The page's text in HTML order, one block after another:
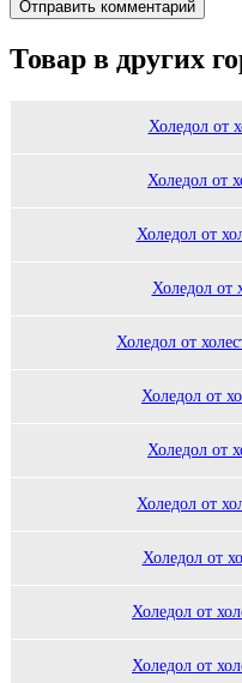
Товар в других
Холедол от
Холедол от
Холедол от
Холедол от
Холедол от
Холедол от
Холедол от
Холедол от
Холедол от
Холедол от
Холедол от